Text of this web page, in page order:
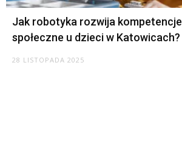
Jak robotyka rozwija kompetencje
społeczne u dzieci w Katowicach?
28 LISTOPADA 2025